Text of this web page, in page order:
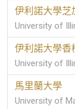
伊利諾大學芝
University of
伊利諾大學香
University of
馬里蘭大學
University of